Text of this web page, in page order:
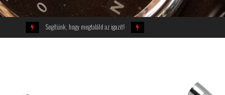
Segítünk, hogy megtaláld az igazit!